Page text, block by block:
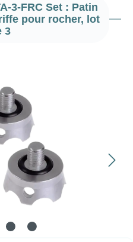
3-FRC Set : Patin
pour rocher, lot
3